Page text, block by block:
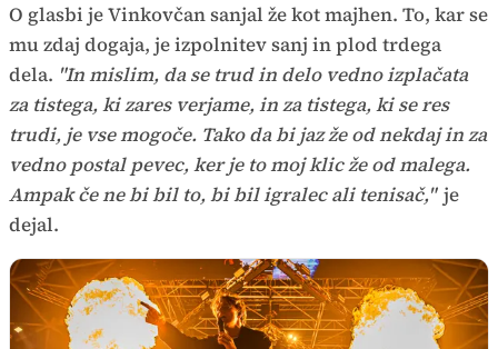
O glasbi je Vinkovčan sanjal že kot majhen. To, kar se
mu zdaj dogaja, je izpolnitev sanj in plod trdega
dela. "In mislim, da se trud in delo vedno izplačata
za tistega, ki zares verjame, in za tistega, ki se res
trudi, je vse mogoče. Tako da bi jaz že od nekdaj in za
vedno postal pevec, ker je to moj klic že od malega.
Ampak če ne bi bil to, bi bil igralec ali tenisač," je
dejal.